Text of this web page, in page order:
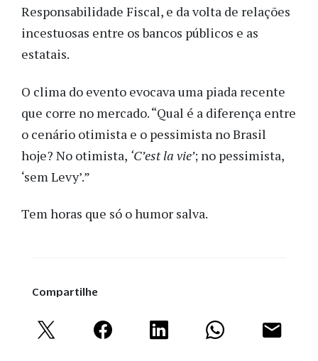
Responsabilidade Fiscal, e da volta de relações
incestuosas entre os bancos públicos e as
estatais.
O clima do evento evocava uma piada recente
que corre no mercado. “Qual é a diferença entre
o cenário otimista e o pessimista no Brasil
hoje? No otimista, ‘C’est la vie’; no pessimista,
‘sem Levy’.”
Tem horas que só o humor salva.
Compartilhe